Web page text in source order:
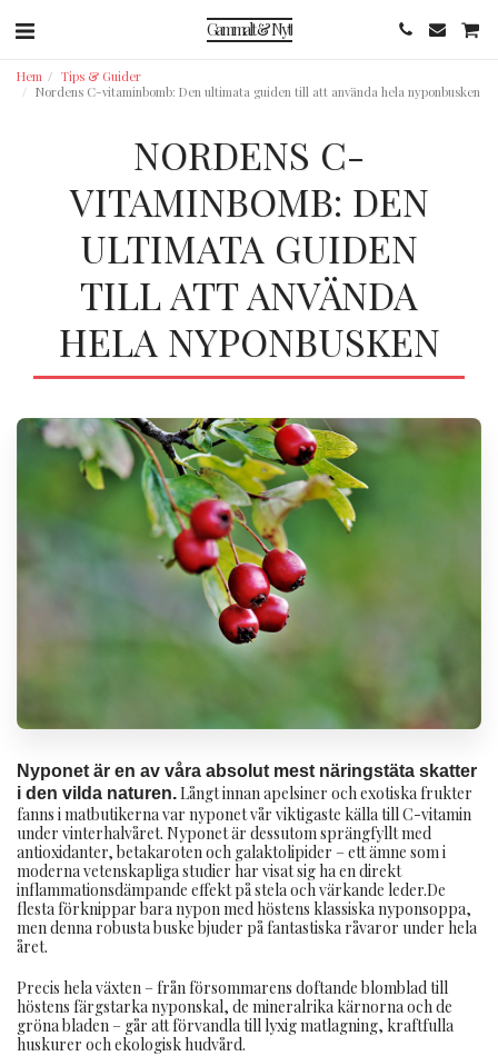
Gammalt & Nytt
Hem
Tips & Guider
Nordens C-vitaminbomb: Den ultimata guiden till att använda hela nyponbusken
NORDENS C-
VITAMINBOMB: DEN
ULTIMATA GUIDEN
TILL ATT ANVÄNDA
HELA NYPONBUSKEN
Nyponet är en av våra absolut mest näringstäta skatter
i den vilda naturen.Långt innan apelsiner och exotiska frukter
fanns i matbutikerna var nyponet vår viktigaste källa till C-vitamin
under vinterhalvåret. Nyponet är dessutom sprängfyllt med
antioxidanter, betakaroten och galaktolipider – ett ämne som i
moderna vetenskapliga studier har visat sig ha en direkt
inflammationsdämpande effekt på stela och värkande leder.De
flesta förknippar bara nypon med höstens klassiska nyponsoppa,
men denna robusta buske bjuder på fantastiska råvaror under hela
året.
Precis hela växten – från försommarens doftande blomblad till
höstens färgstarka nyponskal, de mineralrika kärnorna och de
gröna bladen – går att förvandla till lyxig matlagning, kraftfulla
huskurer och ekologisk hudvård.